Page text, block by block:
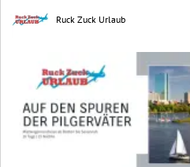
Ruck Zuck Urlaub